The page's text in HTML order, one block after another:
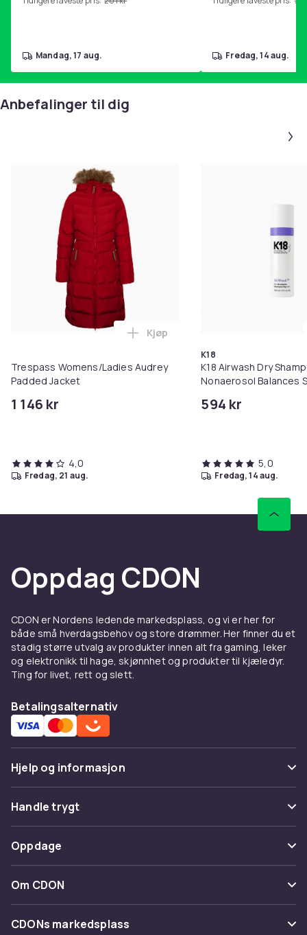
mandag, 17 aug. fredag, 14 aug.
Anbefalinger til dig
Trespass Womens/Ladies Audrey
Padded Jacket
1 146 kr
Legg Trespass Womens/Ladies
Kjøp
4,0
fredag, 21 aug.
K18
K18 Airwash Dry
Nonaerosol Balances
594 kr
5,0
fredag, 14 aug.
Oppdag CDON
CDON er Nordens ledende markedsplass, og vi er her for
både små hverdagsbehov og store drømmer. Her finner du et
stadig større utvalg av produkter innen alt fra gaming, leker
og elektronikk til hage, skjønnhet og produkter til kjæledyr.
Ting for livet, rett og slett.
Betalingsalternativ
Hjelp og informasjon
Vanlige spørsmål
Spor pakke
Angre & returner her
Kontakt oss
Handle trygt
Betaling
Levering
Tilbakekallinger
Oppdage
Kategorier
Varemerker
Om CDON
Om oss
CDONs markedsplass